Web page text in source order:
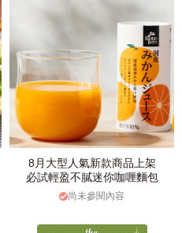
8月大型人氣新款商品上架
必試輕盈不膩迷你咖喱麵包
尚未參閱內容